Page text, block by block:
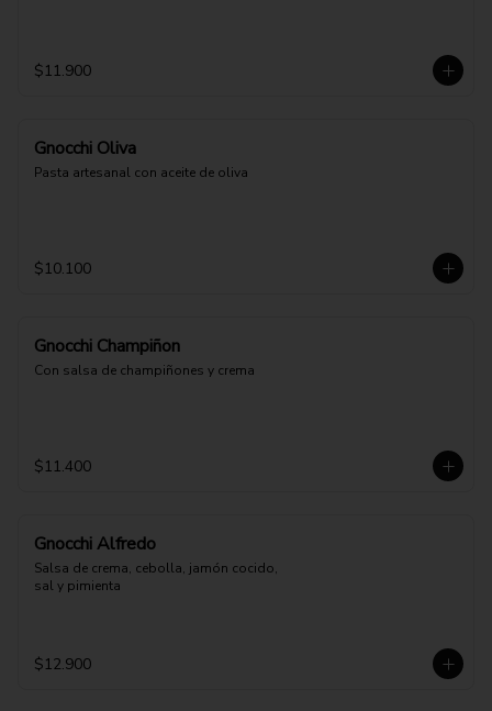
$11.900
Gnocchi Oliva
Pasta artesanal con aceite de oliva
$10.100
Gnocchi Champiñon
Con salsa de champiñones y crema
$11.400
Gnocchi Alfredo
Salsa de crema, cebolla, jamón cocido,
sal y pimienta
$12.900